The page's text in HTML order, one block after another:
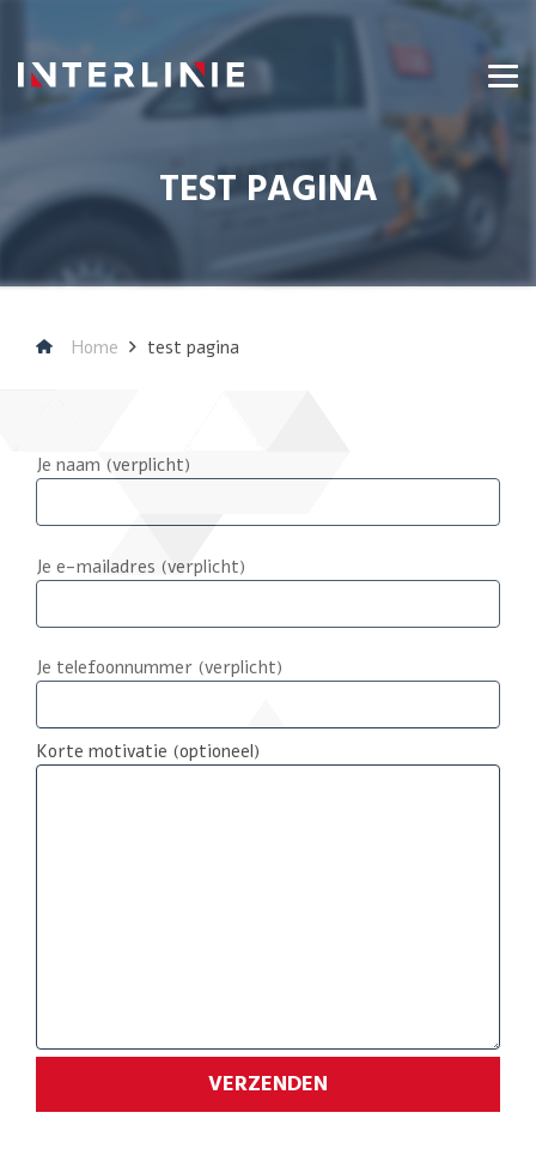
TEST PAGINA
Home test pagina
Je naam (verplicht)
Je e-mailadres (verplicht)
Je telefoonnummer (verplicht)
Korte motivatie (optioneel)